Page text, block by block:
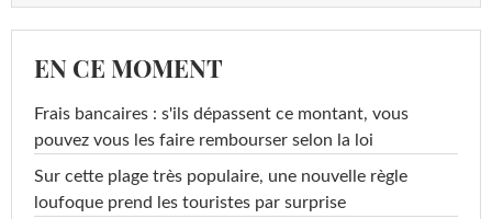
EN CE MOMENT
Frais bancaires : s'ils dépassent ce montant, vous
pouvez vous les faire rembourser selon la loi
Sur cette plage très populaire, une nouvelle règle
loufoque prend les touristes par surprise